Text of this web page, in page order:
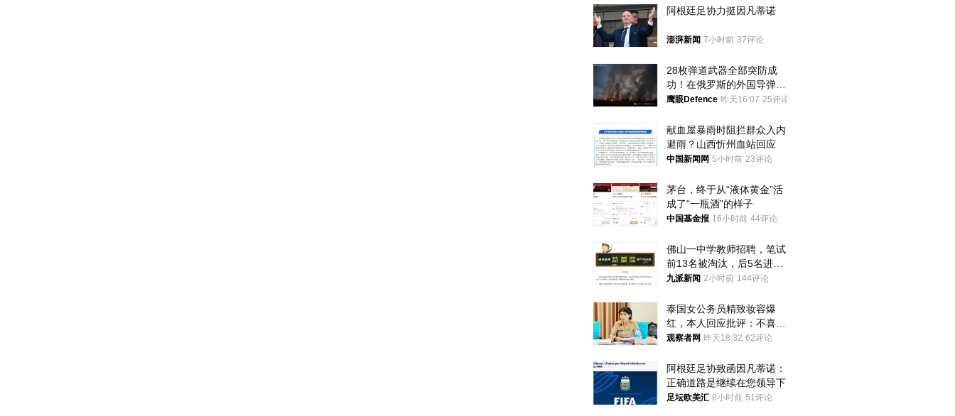
阿根廷足协力挺因凡蒂诺
澎湃新闻 7小时前 37评论
28枚弹道武器全部突防成
功！在俄罗斯的外国导弹发
射车都是合法打击目标
鹰眼Defence 昨天16:07 25评论
献血屋暴雨时阻拦群众入内
避雨？山西忻州血站回应
中国新闻网 5小时前 23评论
茅台，终于从“液体黄金”活
成了“一瓶酒”的样子
中国基金报 16小时前 44评论
佛山一中学教师招聘，笔试
前13名被淘汰，后5名进体
检，被疑萝卜岗，官方通
九派新闻 2小时前 144评论
泰国女公务员精致妆容爆
红，本人回应批评：不喜欢
就别看
观察者网 昨天18:32 62评论
阿根廷足协致函因凡蒂诺：
正确道路是继续在您领导下
足坛欧美汇 8小时前 51评论